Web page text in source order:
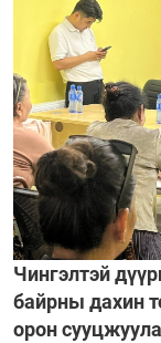
Чингэлтэй
байрны дахин
орон